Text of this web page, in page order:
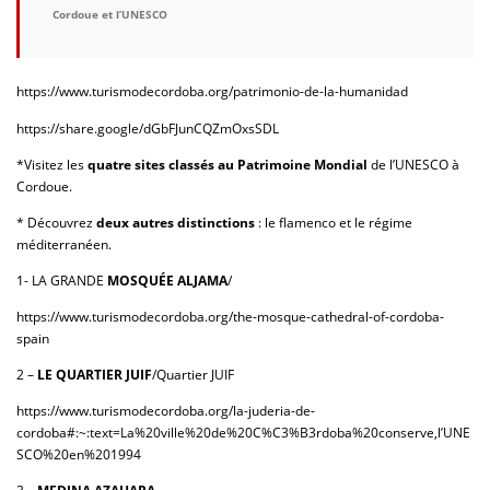
Cordoue et l’UNESCO
https://www.turismodecordoba.org/patrimonio-de-la-humanidad
https://share.google/dGbFJunCQZmOxsSDL
*Visitez lesquatre sites classés au Patrimoine Mondial de l’UNESCO à
Cordoue.
* Découvrezdeux autres distinctions : le flamenco et le régime
méditerranéen.
1- LA GRANDE MOSQUÉE ALJAMA/
https://www.turismodecordoba.org/the-mosque-cathedral-of-cordoba-
spain
2 – LE QUARTIER JUIF/Quartier JUIF
https://www.turismodecordoba.org/la-juderia-de-
cordoba#:~:text=La%20ville%20de%20C%C3%B3rdoba%20conserve,l’UNE
SCO%20en%201994